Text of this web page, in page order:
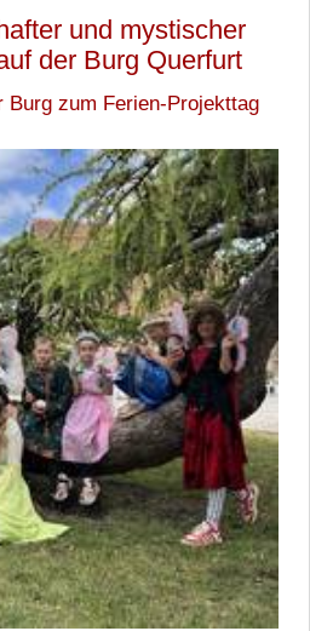
und mystischer
der Burg Querfurt
Burg zum Ferien-Projekttag